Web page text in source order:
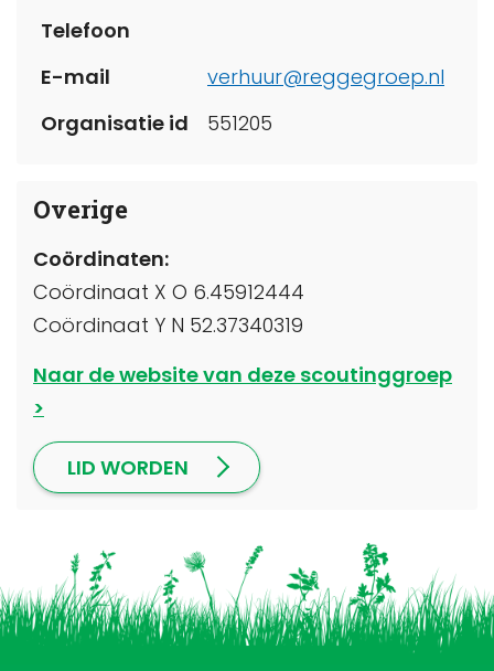
Telefoon
E-mail
verhuur@reggegroep.nl
Organisatie id
551205
Overige
Coördinaten:
Coördinaat X O 6.45912444
Coördinaat Y N 52.37340319
Naar de website van deze scoutinggroep
LID WORDEN